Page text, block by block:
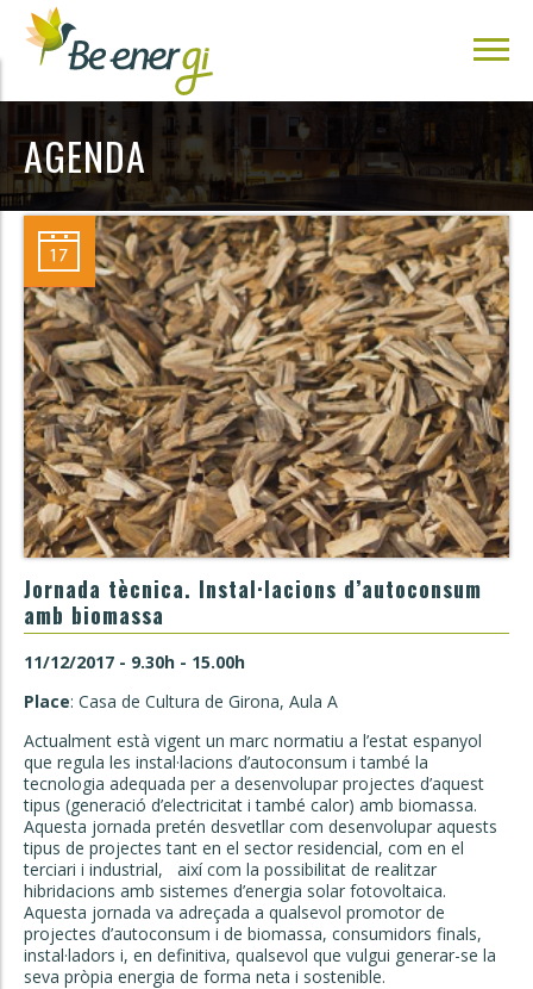
AGENDA
Jornada tècnica. Instal·lacions d’autoconsum
amb biomassa
11/12/2017 - 9.30h - 15.00h
Place: Casa de Cultura de Girona, Aula A
Actualment està vigent un marc normatiu a l’estat espanyol
que regula les instal·lacions d’autoconsum i també la
tecnologia adequada per a desenvolupar projectes d’aquest
tipus (generació d’electricitat i també calor) amb biomassa.
Aquesta jornada pretén desvetllar com desenvolupar aquests
tipus de projectes tant en el sector residencial, com en el
terciari i industrial, així com la possibilitat de realitzar
hibridacions amb sistemes d’energia solar fotovoltaica.
Aquesta jornada va adreçada a qualsevol promotor de
projectes d’autoconsum i de biomassa, consumidors finals,
instal·ladors i, en definitiva, qualsevol que vulgui generar-se la
seva pròpia energia de forma neta i sostenible.